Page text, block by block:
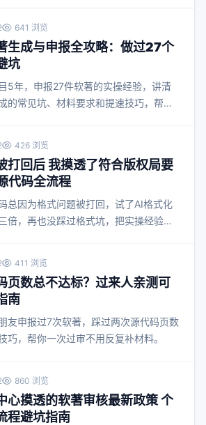
641 浏览
生成与申报全攻略：做过27个
坑
5年，申报27件软著的实操经验，讲清
的常见坑、材料要求和提速技巧，帮大
426 浏览
打回后 我摸透了符合版权局要
代码全流程
总因为格式问题被打回，试了AI格式化
倍，再也没踩过格式坑，把实操经验分
411 浏览
页数总不达标？过来人亲测可
南
友申报过7次软著，踩过两次源代码页数
巧，帮你一次过审不用反复补材料。
860 浏览
心摸透的软著审核最新政策 个
程避坑指南